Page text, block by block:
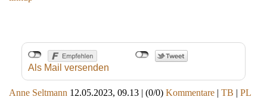
Als Mail versenden
Anne Seltmann 12.05.2023, 09.13 | (0/0) Kommentare | TB | PL